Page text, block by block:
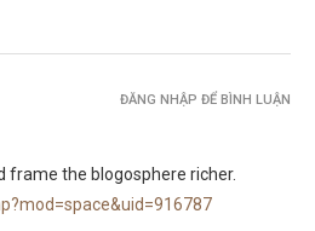
frame the blogosphere richer.
ĐĂNG NHẬP ĐỂ BÌNH LUẬN